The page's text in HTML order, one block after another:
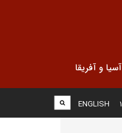
آسیا و آفریقا
ENGLISH